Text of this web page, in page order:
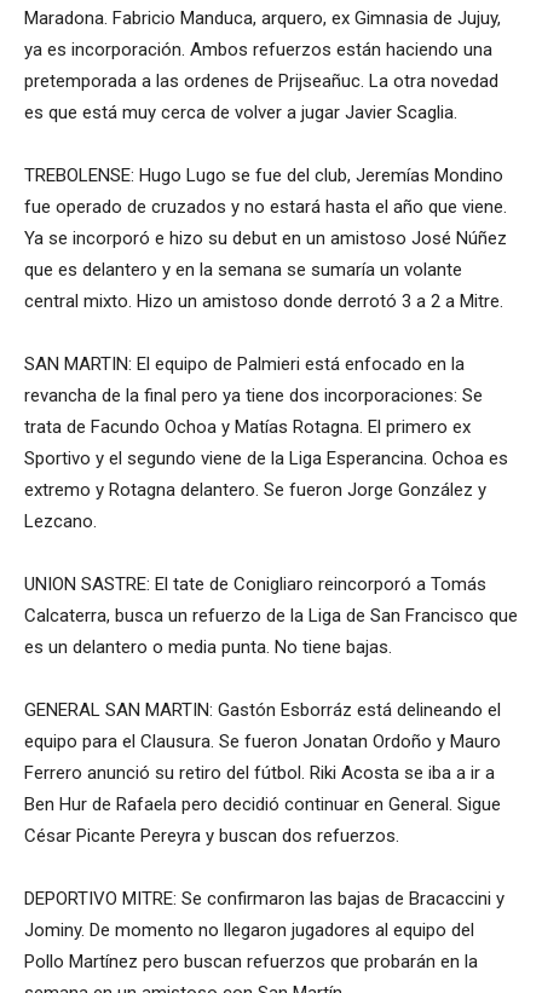
Maradona. Fabricio Manduca, arquero, ex Gimnasia de Jujuy,
ya es incorporación. Ambos refuerzos están haciendo una
pretemporada a las ordenes de Prijseañuc. La otra novedad
es que está muy cerca de volver a jugar Javier Scaglia.
TREBOLENSE: Hugo Lugo se fue del club, Jeremías Mondino
fue operado de cruzados y no estará hasta el año que viene.
Ya se incorporó e hizo su debut en un amistoso José Núñez
que es delantero y en la semana se sumaría un volante
central mixto. Hizo un amistoso donde derrotó 3 a 2 a Mitre.
SAN MARTIN: El equipo de Palmieri está enfocado en la
revancha de la final pero ya tiene dos incorporaciones: Se
trata de Facundo Ochoa y Matías Rotagna. El primero ex
Sportivo y el segundo viene de la Liga Esperancina. Ochoa es
extremo y Rotagna delantero. Se fueron Jorge González y
Lezcano.
UNION SASTRE: El tate de Conigliaro reincorporó a Tomás
Calcaterra, busca un refuerzo de la Liga de San Francisco que
es un delantero o media punta. No tiene bajas.
GENERAL SAN MARTIN: Gastón Esborráz está delineando el
equipo para el Clausura. Se fueron Jonatan Ordoño y Mauro
Ferrero anunció su retiro del fútbol. Riki Acosta se iba a ir a
Ben Hur de Rafaela pero decidió continuar en General. Sigue
César Picante Pereyra y buscan dos refuerzos.
DEPORTIVO MITRE: Se confirmaron las bajas de Bracaccini y
Jominy. De momento no llegaron jugadores al equipo del
Pollo Martínez pero buscan refuerzos que probarán en la